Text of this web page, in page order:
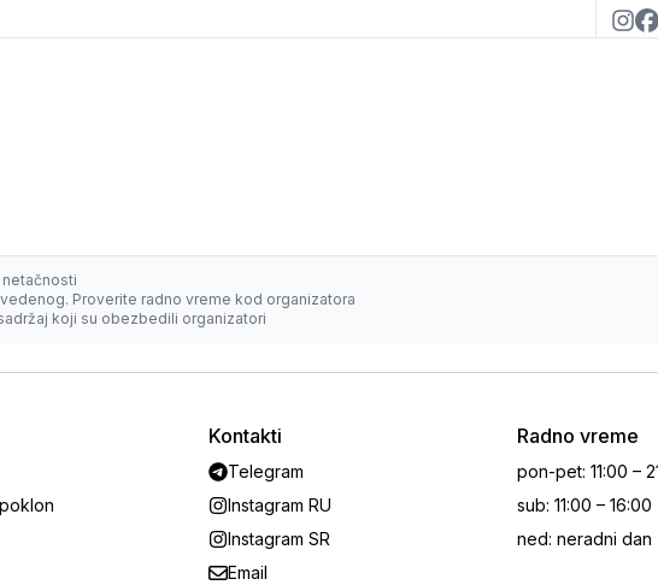
Proverite radno vreme kod organizatora
koji su obezbedili organizatori
Kontakti
Telegram
Instagram RU
Instagram SR
Email
Radno vreme
pon-pet: 11:00 –
sub: 11:00 – 16:00
ned: neradni dan